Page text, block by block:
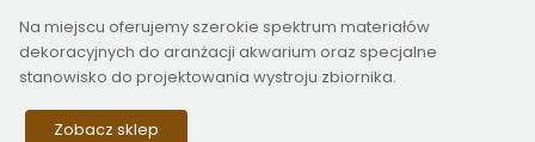
Na miejscu oferujemy szerokie spektrum materiałów
dekoracyjnych do aranżacji akwarium oraz specjalne
stanowisko do projektowania wystroju zbiornika.
Zobacz sklep